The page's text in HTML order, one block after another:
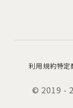
利用規約特定
© 2019 -